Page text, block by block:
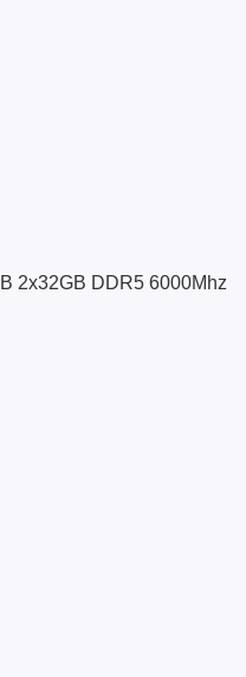
2x32GB DDR5 6000Mhz